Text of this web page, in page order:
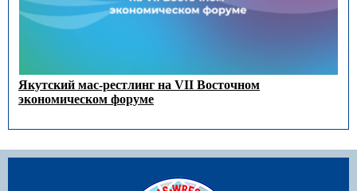
Якутский мас-рестлинг на VII Восточном
экономическом форуме